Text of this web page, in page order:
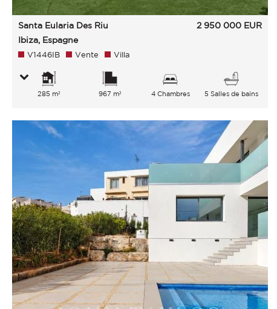
Santa Eularia Des Riu
Ibiza, Espagne
2 950 000 EUR
V1446IB Vente Villa
285 m² 967 m² 4 Chambres 5 Salles de bains